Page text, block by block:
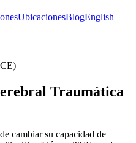
UbicacionesBlogEnglish
Traumática
cambiar su capacidad de